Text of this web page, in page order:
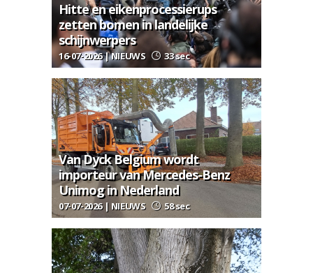
Hitte en eikenprocessierups
zetten bomen in landelijke
schijnwerpers
16-07-2026 | NIEUWS 33 sec
Van Dyck Belgium wordt
importeur van Mercedes-Benz
Unimog in Nederland
07-07-2026 | NIEUWS 58 sec